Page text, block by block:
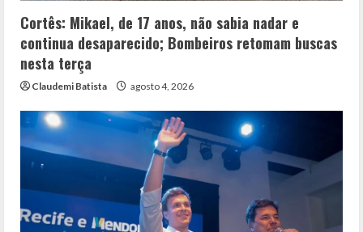
Cortês: Mikael, de 17 anos, não sabia nadar e
continua desaparecido; Bombeiros retomam buscas
nesta terça
Claudemi Batista agosto 4, 2026